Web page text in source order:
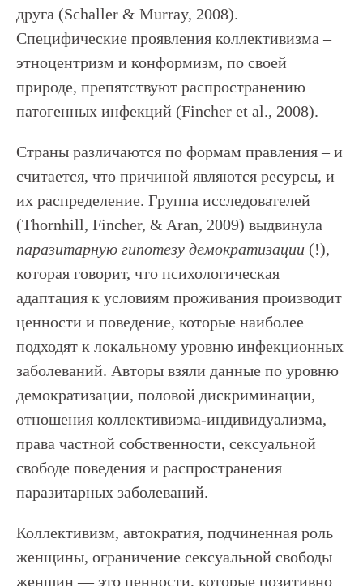
друга (Schaller & Murray, 2008).
Специфические проявления коллективизма –
этноцентризм и конформизм, по своей
природе, препятствуют распространению
патогенных инфекций (Fincher et al., 2008).
Страны различаются по формам правления – и
считается, что причиной являются ресурсы, и
их распределение. Группа исследователей
(Thornhill, Fincher, & Aran, 2009) выдвинула
паразитарную гипотезу демократизации (!),
которая говорит, что психологическая
адаптация к условиям проживания производит
ценности и поведение, которые наиболее
подходят к локальному уровню инфекционных
заболеваний. Авторы взяли данные по уровню
демократизации, половой дискриминации,
отношения коллективизма-индивидуализма,
права частной собственности, сексуальной
свободе поведения и распространения
паразитарных заболеваний.
Коллективизм, автократия, подчиненная роль
женщины, ограничение сексуальной свободы
женщин — это ценности, которые позитивно